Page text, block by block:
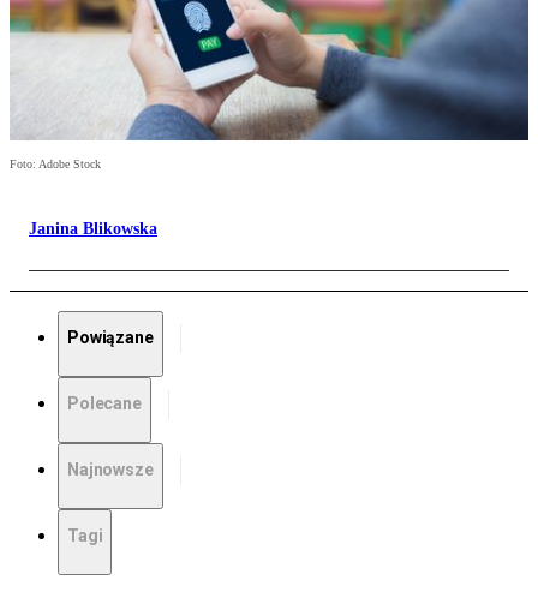
Foto: Adobe Stock
Janina Blikowska
Powiązane
Polecane
Najnowsze
Tagi